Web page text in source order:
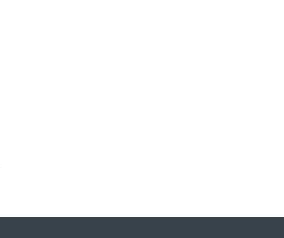
firmware-